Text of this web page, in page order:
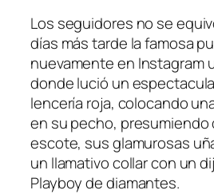
Los seguidores no se
días más tarde la famosa
nuevamente en Instagram
donde lució un
lencería roja, colocando
en su pecho,
escote, sus glamurosas
un llamativo collar con un
Playboy de diamantes.